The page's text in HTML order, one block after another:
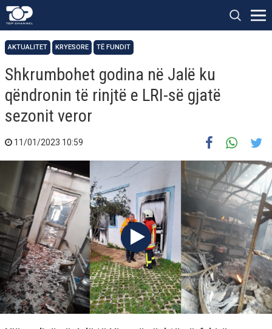
AKTUALITET KRYESORE TË FUNDIT
Shkrumbohet godina në Jalë ku
qëndronin të rinjtë e LRI-së gjatë
sezonit veror
11/01/2023 10:59